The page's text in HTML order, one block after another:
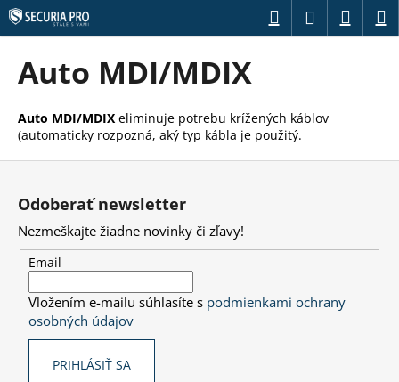
Prejsť
na
obsah
Hľadať
Auto MDI/MDIX
Auto MDI/MDIX eliminuje potrebu krížených káblov
(automaticky rozpozná, aký typ kábla je použitý.
K
o
o
p
o
r
e
b
e
Z
Odoberať newsletter
Nezmeškajte žiadne novinky či zľavy!
Email
Vložením e-mailu súhlasíte s podmienkami ochrany
osobných údajov
PRIHLÁSIŤ SA